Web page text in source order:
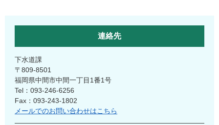
連絡先
下水道課
〒809-8501
福岡県中間市中間一丁目1番1号
Tel：093-246-6256
Fax：093-243-1802
メールでのお問い合わせはこちら